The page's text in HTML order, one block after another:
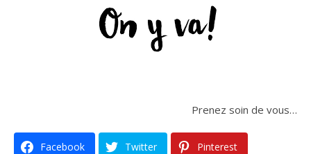
Prenez soin de vous…
Facebook Twitter Pinterest